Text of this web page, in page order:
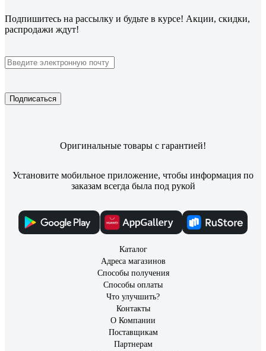
Подпишитесь на рассылку и будьте в курсе! Акции, скидки,
распродажи ждут!
Подписаться
Оригинальные товары с гарантией!
Установите мобильное приложение, чтобы информация по
заказам всегда была под рукой
Каталог
Адреса магазинов
Способы получения
Способы оплаты
Что улучшить?
Контакты
О Компании
Поставщикам
Партнерам